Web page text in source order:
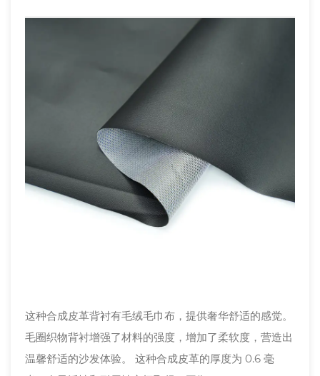
这种合成皮革背衬有毛绒毛巾布，提供奢华舒适的感觉。
毛圈织物背衬增强了材料的强度，增加了柔软度，营造出
温馨舒适的沙发体验。 这种合成皮革的厚度为 0.6 毫